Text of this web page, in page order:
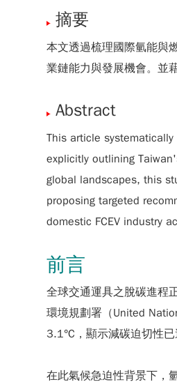
摘要
本文透過梳理國際氫能與
業鏈能力與發展機會。並
Abstract
This article
explicitly outlining
global landscapes, this
proposing targeted
domestic FCEV industry
前言
全球交通運具之脫碳進程
環境規劃署（United
3.1°C，顯示減碳迫切性已
在此氣候急迫性背景下，